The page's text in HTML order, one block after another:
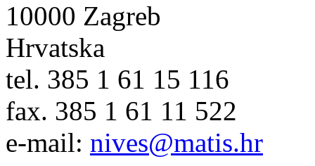
10000 Zagreb
Hrvatska
tel. 385 1 61 15 116
fax. 385 1 61 11 522
e-mail: nives@matis.hr